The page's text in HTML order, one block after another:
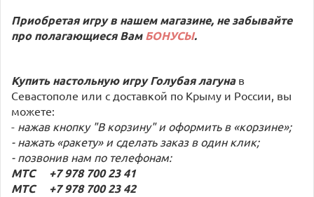
Приобретая игру в нашем магазине, не забывайте
про полагающиеся ВамБОНУСЫ.
Купить настольную игру Голубая лагуна в
Севастополе или с доставкой по Крыму и России, вы
можете:
- нажав кнопку "В корзину" и оформить в «корзине»;
- нажать «ракету» и сделать заказ в один клик;
- позвонив нам по телефонам:
МТС +7 978 700 23 41
МТС +7 978 700 23 42